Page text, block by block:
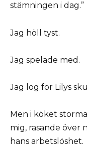
stämningen i dag.”
Jag höll tyst.
Jag spelade med.
Jag log för Lilys
Men i köket
mig, rasande över
hans arbetslöshet.